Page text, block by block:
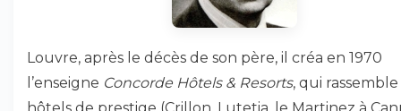
Louvre, après le décès de son père, il créa en 1970
l’enseigne Concorde Hôtels & Resorts, qui rassemble